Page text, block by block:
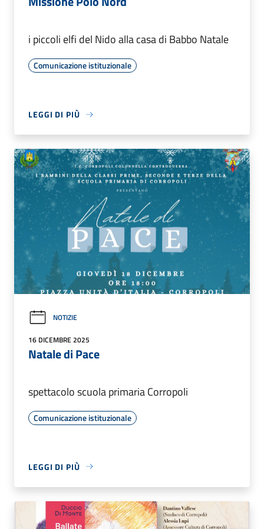
i piccoli elfi del Nido alla casa di Babbo Natale
Comunicazione istituzionale
LEGGI DI PIÙ
NOTIZIE
16 DICEMBRE 2025
Natale di Pace
spettacolo scuola primaria Corropoli
Comunicazione istituzionale
LEGGI DI PIÙ